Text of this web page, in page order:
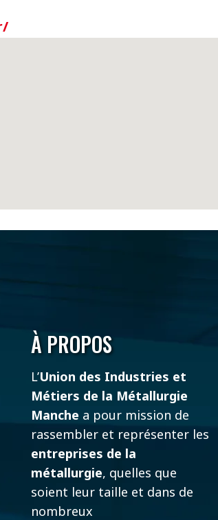
À PROPOS
L’Union des Industries et
Métiers de la Métallurgie
Manche a pour mission de
rassembler et représenter les
entreprises de la
métallurgie, quelles que
soient leur taille et dans de
nombreux